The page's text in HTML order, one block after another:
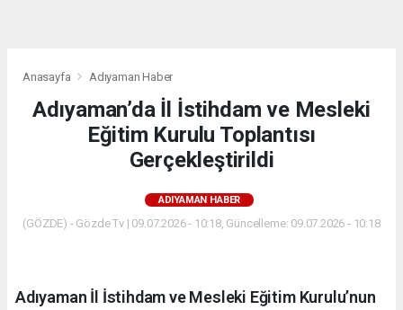
Anasayfa Adıyaman Haber
Adıyaman’da İl İstihdam ve Mesleki
Eğitim Kurulu Toplantısı
Gerçekleştirildi
ADIYAMAN HABER
(GÖZDE) - Gözde Tv | 09.07.2026 - 10:18, Güncelleme: 09.07.2026 - 10:18
Adıyaman İl İstihdam ve Mesleki Eğitim Kurulu’nun